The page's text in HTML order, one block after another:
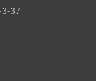
37